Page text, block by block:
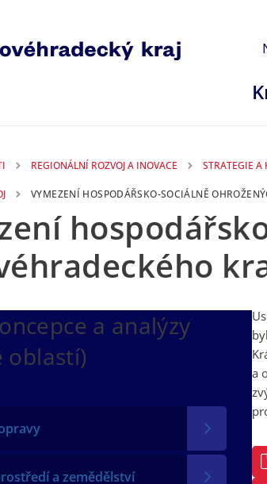
REGIONÁLNÍ ROZVOJ A INOVACE STRATEGIE A
VYMEZENÍ HOSPODÁŘSKO-SOCIÁLNĚ
a analýzy
oblastí)
a zemědělství
a